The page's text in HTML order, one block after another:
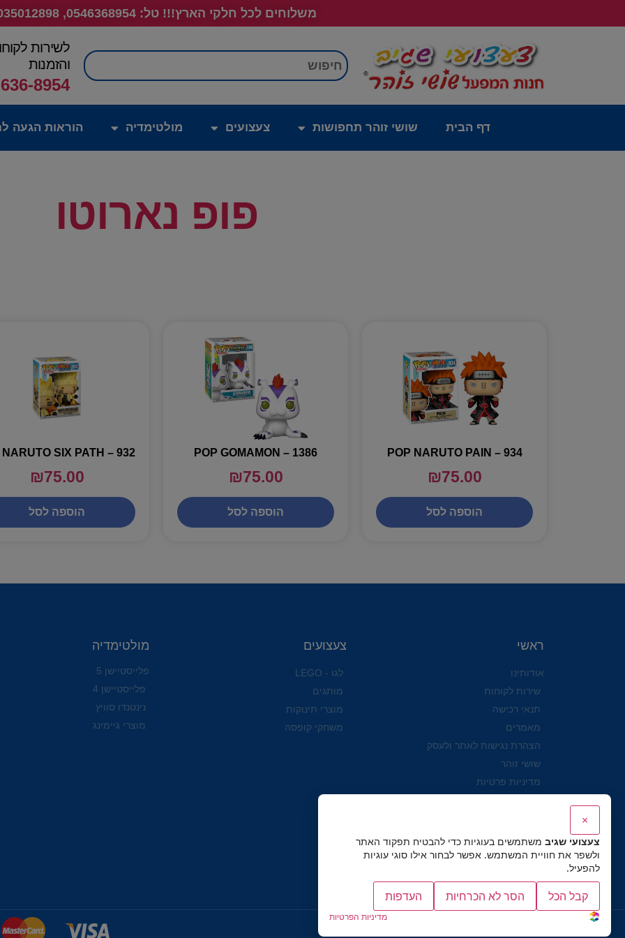
משלוחים לכל חלקי הארץ!!! טל: 0546368954, 035012898
חיפוש
לשירות
והזמנות
8954
דף הבית שושי זוהר תחפושות צעצועים מולטימדיה הוראות הגעה
פופ נארוטו
POP NARUTO PAIN – 934
₪75.00
הוספה לסל
POP GOMAMON – 1386
₪75.00
הוספה לסל
₪75.00
הוספה לסל
ראשי
אודותינו
שירות לקוחות
תנאי רכישה
מאמרים
הצהרת נגישות לאתר ולעסק
שושי זוהר
מדיניות פרטיות
צעצועים
לגו - LEGO
מותגים
מוצרי תינוקות
משחקי קופסה
מולטימדיה
פלייסטיישן 5
פלייסטיישן 4
נינטנדו סוויץ
מוצרי גיימינג
×
צעצועי שגיב משתמשים בעוגיות כדי להבטיח תפקוד האתר
ולשפר את חוויית המשתמש. אפשר לבחור אילו סוגי עוגיות
להפעיל.
קבל הכל הסר לא הכרחיות העדפות
מדיניות הפרטיות